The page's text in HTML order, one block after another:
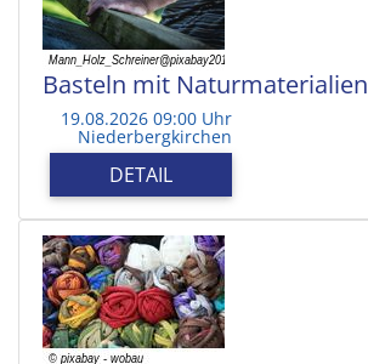
Basteln mit Naturmaterialien
19.08.2026 09:00 Uhr
Niederbergkirchen
DETAIL